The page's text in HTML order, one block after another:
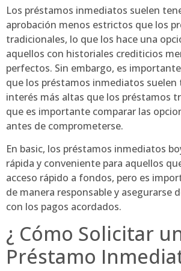
Los préstamos inmediatos suelen
aprobación menos estrictos que los
tradicionales, lo que los hace una
aquellos con historiales crediticios
perfectos. Sin embargo, es
que los préstamos inmediatos suelen
interés más altas que los préstamos
que es importante comparar las
antes de comprometerse.
En basic, los préstamos inmediatos
rápida y conveniente para aquellos
acceso rápido a fondos, pero es
de manera responsable y asegurarse
con los pagos acordados.
¿ Cómo Solicitar
Préstamo